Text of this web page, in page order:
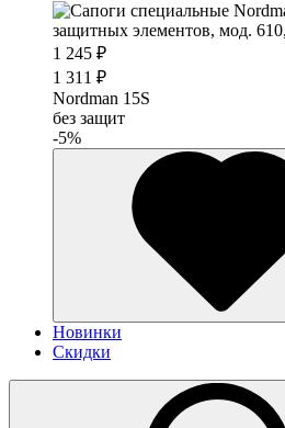
1 245 ₽
1 311 ₽
Nordman 15S
без защит
-5%
Новинки
Скидки